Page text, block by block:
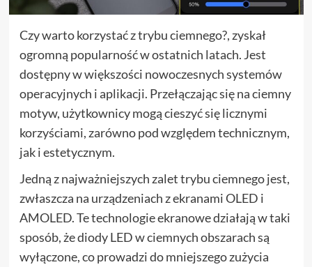
Czy warto korzystać z trybu ciemnego?, zyskał
ogromną popularność w ostatnich latach. Jest
dostępny w większości nowoczesnych systemów
operacyjnych i aplikacji. Przełączając się na ciemny
motyw, użytkownicy mogą cieszyć się licznymi
korzyściami, zarówno pod względem technicznym,
jak i estetycznym.
Jedną z najważniejszych zalet trybu ciemnego jest,
zwłaszcza na urządzeniach z ekranami OLED i
AMOLED. Te technologie ekranowe działają w taki
sposób, że diody LED w ciemnych obszarach są
wyłączone, co prowadzi do mniejszego zużycia